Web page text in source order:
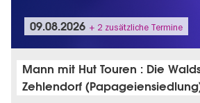
09.08.2026 + 2 zusätzliche Termine
Mann mit Hut Touren : Die
Zehlendorf